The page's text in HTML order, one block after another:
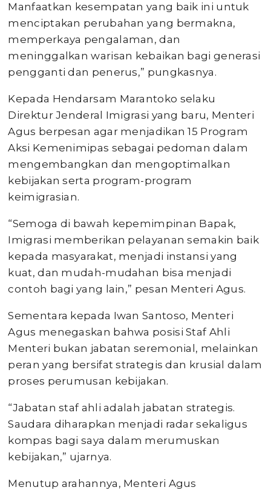
Manfaatkan kesempatan yang baik ini untuk
menciptakan perubahan yang bermakna,
memperkaya pengalaman, dan
meninggalkan warisan kebaikan bagi generasi
pengganti dan penerus,” pungkasnya.
Kepada Hendarsam Marantoko selaku
Direktur Jenderal Imigrasi yang baru, Menteri
Agus berpesan agar menjadikan 15 Program
Aksi Kemenimipas sebagai pedoman dalam
mengembangkan dan mengoptimalkan
kebijakan serta program-program
keimigrasian.
“Semoga di bawah kepemimpinan Bapak,
Imigrasi memberikan pelayanan semakin baik
kepada masyarakat, menjadi instansi yang
kuat, dan mudah-mudahan bisa menjadi
contoh bagi yang lain,” pesan Menteri Agus.
Sementara kepada Iwan Santoso, Menteri
Agus menegaskan bahwa posisi Staf Ahli
Menteri bukan jabatan seremonial, melainkan
peran yang bersifat strategis dan krusial dalam
proses perumusan kebijakan.
“Jabatan staf ahli adalah jabatan strategis.
Saudara diharapkan menjadi radar sekaligus
kompas bagi saya dalam merumuskan
kebijakan,” ujarnya.
Menutup arahannya, Menteri Agus